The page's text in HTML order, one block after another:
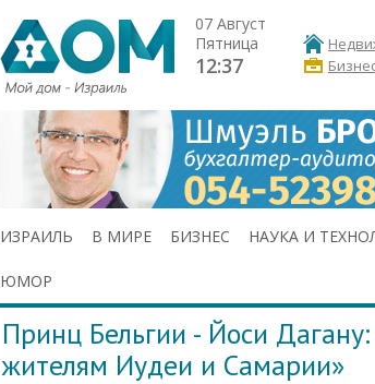
07 Август
Пятница
12:37
ИЗРАИЛЬ В МИРЕ БИЗНЕС НАУКА И
ЮМОР
Принц Бельгии - Йоси
жителям Иудеи и Самарии»